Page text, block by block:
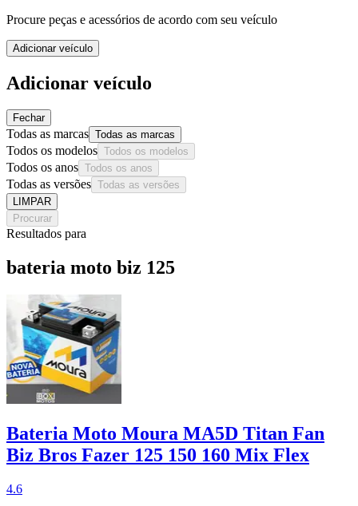
Procure peças e acessórios de acordo com seu veículo
Adicionar veículo
Adicionar veículo
Fechar
Todas as marcas Todas as marcas
Todos os modelos Todos os modelos
Todos os anos Todos os anos
Todas as versões Todas as versões
LIMPAR
Procurar
Resultados para
bateria moto biz 125
Bateria Moto Moura MA5D Titan Fan
Biz Bros Fazer 125 150 160 Mix Flex
4.6